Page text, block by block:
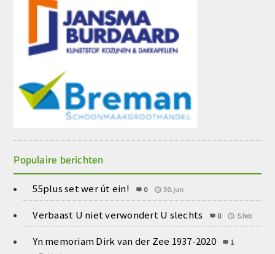
Populaire berichten
55plus set wer út ein! 0 30.jun
Verbaast U niet verwondert U slechts 0 5.feb
Yn memoriam Dirk van der Zee 1937-2020
1